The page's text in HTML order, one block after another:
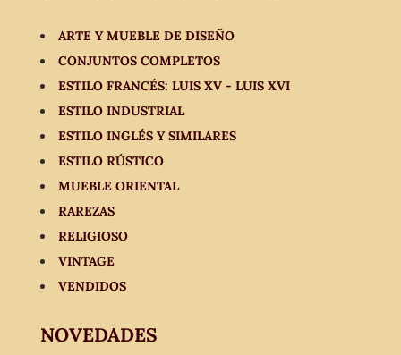
ARTE Y MUEBLE DE DISEÑO
CONJUNTOS COMPLETOS
ESTILO FRANCÉS: LUIS XV - LUIS XVI
ESTILO INDUSTRIAL
ESTILO INGLÉS Y SIMILARES
ESTILO RÚSTICO
MUEBLE ORIENTAL
RAREZAS
RELIGIOSO
VINTAGE
VENDIDOS
NOVEDADES